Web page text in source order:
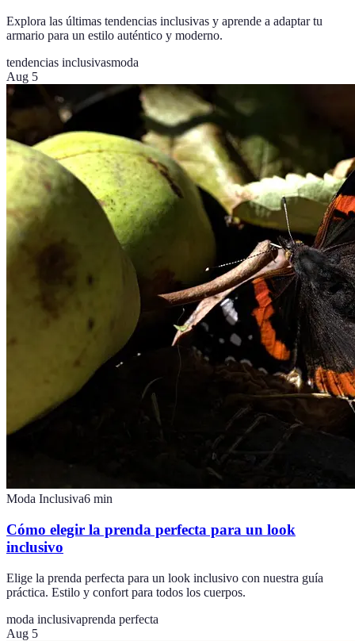
Explora las últimas tendencias inclusivas y aprende a adaptar tu
armario para un estilo auténtico y moderno.
tendencias inclusivasmoda
Aug 5
Moda Inclusiva6 min
Cómo elegir la prenda perfecta para un look
inclusivo
Elige la prenda perfecta para un look inclusivo con nuestra guía
práctica. Estilo y confort para todos los cuerpos.
moda inclusivaprenda perfecta
Aug 5